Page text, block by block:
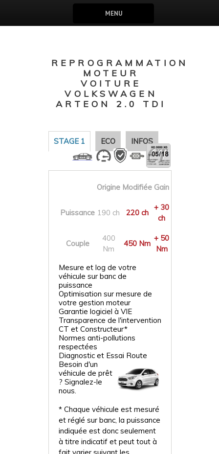
MENU
REPROGRAMMATION
MOTEUR
VOITURE
VOLKSWAGEN
ARTEON 2.0 TDI
STAGE 1 ECO INFOS
Origine Modifiée Gain
Puissance 190 ch 220 ch
+ 30
ch
Couple
400
Nm
450 Nm
+ 50
Nm
Mesure et log de votre
véhicule sur banc de
puissance
Optimisation sur mesure de
votre gestion moteur
Garantie logiciel à VIE
Transparence de l'intervention
CT et Constructeur*
Normes anti-pollutions
respectées
Diagnostic et Essai Route
Besoin d'un
véhicule de prêt
? Signalez-le
nous.
* Chaque véhicule est mesuré
et réglé sur banc, la puissance
indiquée est donc seulement
à titre indicatif et peut tout à